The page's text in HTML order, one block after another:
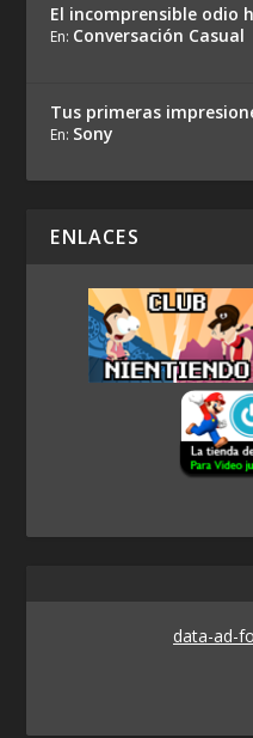
El incomprensible odio
En: Conversación Casual
Tus primeras
En: Sony
ENLACES
data-ad-